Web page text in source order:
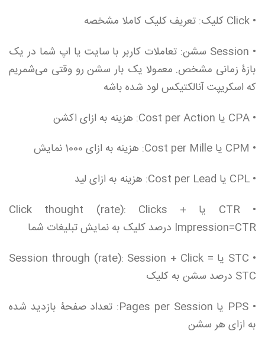
• Click کلیک: تعریف کلیک کاملا مشخصه
• Session سشن: تعاملات کاربر با سایت یا اپ شما در یک
بازۀ زمانی مشخص. معمولا یک بار سشن رو وقتی می‌شمریم
که اسکریپت آنالکتیکس لود شده باشه
• CPA یا Cost per Action: هزینه به ازای اکشن
• CPM یا Cost per Mille: هزینه به ازای 1000 نمایش
• CPL یا Cost per Lead: هزینه به ازای لید
• CTR یا Click thought (rate): Clicks +
Impression=CTR درصد کلیک به نمایش تبلیغات شما
• STC یا Session through (rate): Session + Click =
STC درصد سشن به کلیک
• PPS یا Pages per Session: تعداد صفحۀ بازدید شده
به ازای هر سشن